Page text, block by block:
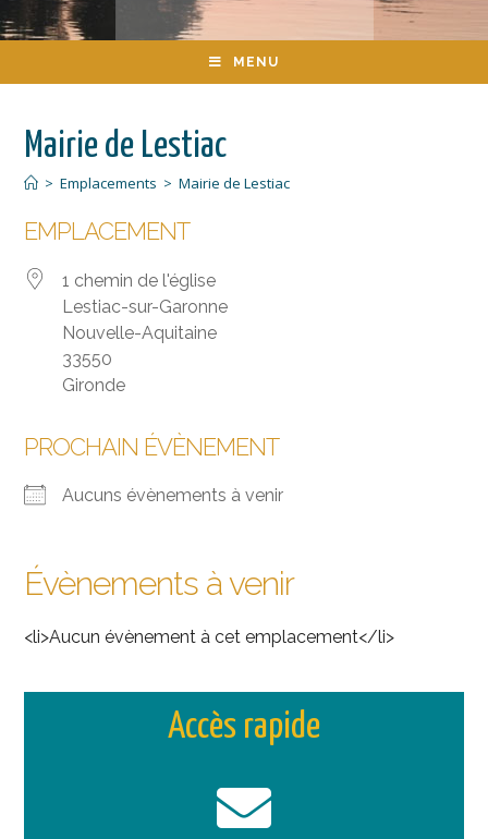
MENU
Mairie de Lestiac
> Emplacements > Mairie de Lestiac
EMPLACEMENT
1 chemin de l'église
Lestiac-sur-Garonne
Nouvelle-Aquitaine
33550
Gironde
PROCHAIN ÉVÈNEMENT
Aucuns évènements à venir
Évènements à venir
<li>Aucun évènement à cet emplacement</li>
Accès rapide